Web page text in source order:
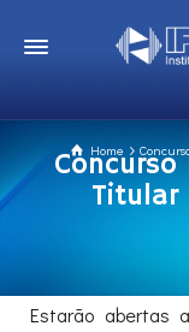
Home
Titular
Estarão abertas